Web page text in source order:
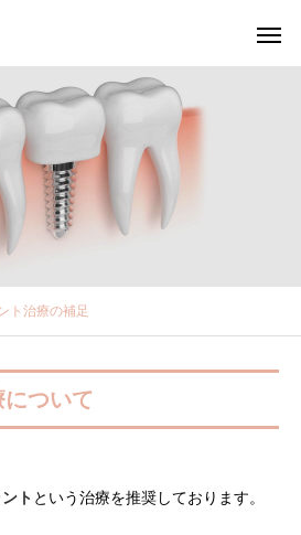
ト治療
ト治療の補足
ついて
ト という治療を推奨しております。